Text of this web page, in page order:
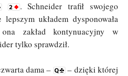
. Schneider trafił swojego
układem dysponowała
ona zakład kontynuacyjny w
tylko sprawdził.
dama –
– dzięki której